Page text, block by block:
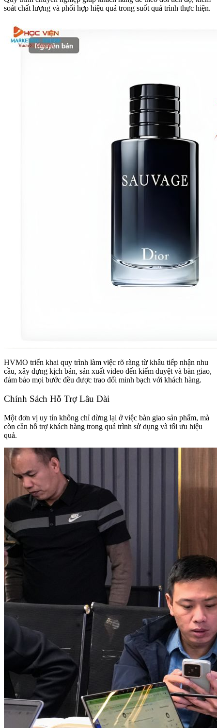
soát chất lượng và phối hợp hiệu quả trong suốt quá trình thực hiện.
HVMO triển khai quy trình làm việc rõ ràng từ khâu tiếp nhận nhu
cầu, xây dựng kịch bản, sản xuất video đến kiểm duyệt và bàn giao,
đảm bảo mọi bước đều được trao đổi minh bạch với khách hàng.
Chính Sách Hỗ Trợ Lâu Dài
Một đơn vị uy tín không chỉ dừng lại ở việc bàn giao sản phẩm, mà
còn cần hỗ trợ khách hàng trong quá trình sử dụng và tối ưu hiệu
quả.